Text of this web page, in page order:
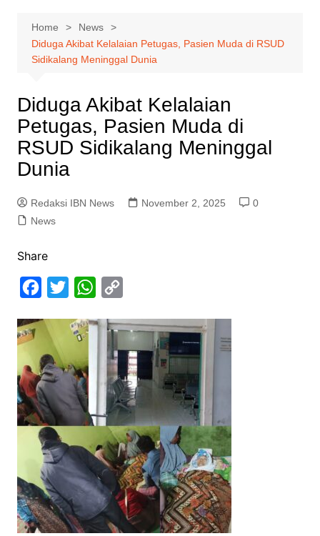
Home
News
Diduga Akibat Kelalaian Petugas, Pasien Muda di RSUD
Sidikalang Meninggal Dunia
Diduga Akibat Kelalaian
Petugas, Pasien Muda di
RSUD Sidikalang Meninggal
Dunia
Redaksi IBN News November 2, 2025
0
News
Share
c
e
b
o
o
k
i
t
r
W
a
p
p
y
L
i
n
k